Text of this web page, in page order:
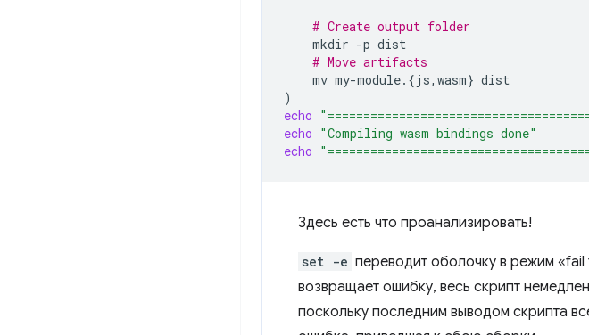
# Create output folder
mkdir -p
# Move artifacts
mv my-module. {js,wasm}
)
echo
echo "Compiling wasm bindings done"
echo
Здесь есть что проанализировать!
set -e переводит оболочку в режим
возвращает ошибку, весь скрипт
поскольку последним выводом скрипта